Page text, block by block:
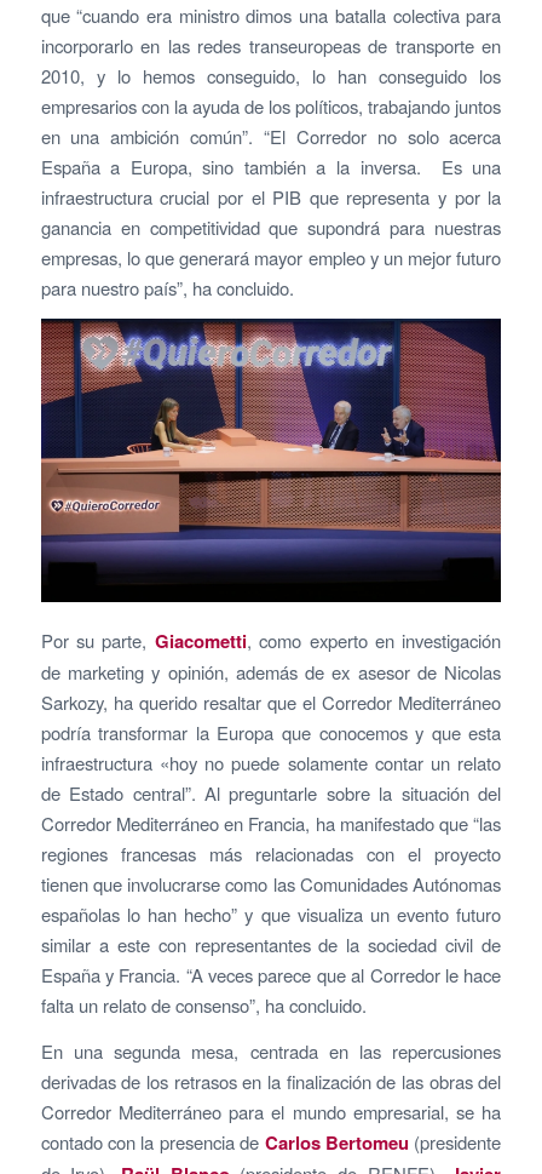
que “cuando era ministro dimos una batalla colectiva para
incorporarlo en las redes transeuropeas de transporte en
2010, y lo hemos conseguido, lo han conseguido los
empresarios con la ayuda de los políticos, trabajando juntos
en una ambición común”. “El Corredor no solo acerca
España a Europa, sino también a la inversa. Es una
infraestructura crucial por el PIB que representa y por la
ganancia en competitividad que supondrá para nuestras
empresas, lo que generará mayor empleo y un mejor futuro
para nuestro país”, ha concluido.
Por su parte, Giacometti, como experto en investigación
de marketing y opinión, además de ex asesor de Nicolas
Sarkozy, ha querido resaltar que el Corredor Mediterráneo
podría transformar la Europa que conocemos y que esta
infraestructura «hoy no puede solamente contar un relato
de Estado central”. Al preguntarle sobre la situación del
Corredor Mediterráneo en Francia, ha manifestado que “las
regiones francesas más relacionadas con el proyecto
tienen que involucrarse como las Comunidades Autónomas
españolas lo han hecho” y que visualiza un evento futuro
similar a este con representantes de la sociedad civil de
España y Francia. “A veces parece que al Corredor le hace
falta un relato de consenso”, ha concluido.
En una segunda mesa, centrada en las repercusiones
derivadas de los retrasos en la finalización de las obras del
Corredor Mediterráneo para el mundo empresarial, se ha
contado con la presencia de Carlos Bertomeu (presidente